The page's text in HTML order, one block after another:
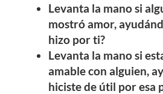
Levanta la mano si
mostró amor,
hizo por ti?
Levanta la mano si
amable con alguien,
hiciste de útil por esa